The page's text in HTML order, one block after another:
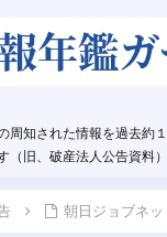
周知された情報を過去約
（旧、破産法人公告資料）
朝日ジョブネ